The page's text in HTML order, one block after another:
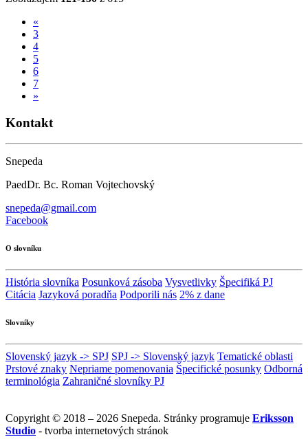
«
3
4
5
6
7
»
Kontakt
Snepeda
PaedDr. Bc. Roman Vojtechovský
snepeda@gmail.com
Facebook
O slovníku
História slovníka Posunková zásoba Vysvetlivky Špecifiká PJ
Citácia Jazyková poradňa Podporili nás 2% z dane
Slovníky
Slovenský jazyk -> SPJ SPJ -> Slovenský jazyk Tematické oblasti
Prstové znaky Nepriame pomenovania Špecifické posunky Odborná
terminológia Zahraničné slovníky PJ
Copyright © 2018 – 2026 Snepeda. Stránky programuje Eriksson
Studio - tvorba internetových stránok